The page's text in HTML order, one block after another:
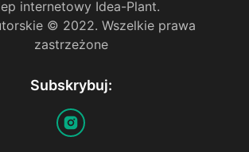
internetowy Idea-Plant.
© 2022. Wszelkie prawa
zastrzeżone
Subskrybuj: